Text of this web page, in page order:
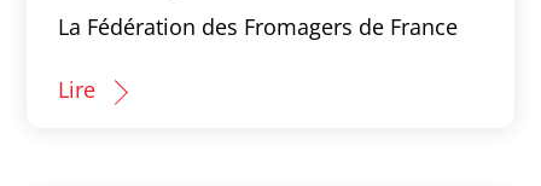
La Fédération des Fromagers de France
Lire